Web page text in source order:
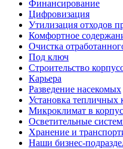
Финансирование
Цифровизация
Утилизация отходов
Комфортное
Очистка
Под ключ
Строительство
Карьера
Разведение насекомых
Установка тепличных
Микроклимат в
Осветительные
Хранение и
Наши бизнес-